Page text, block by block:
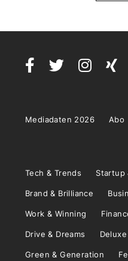
Mediadaten 2026 Abo
Tech & Trends Startup
Brand & Brilliance
Work & Winning
Drive & Dreams
Green & Generation